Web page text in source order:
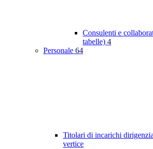
Consulenti e
tabelle) 4
Personale 64
Titolari di incarichi
vertice